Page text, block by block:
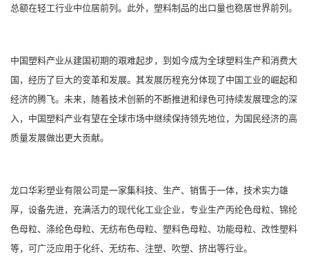
总额在轻工行业中位居前列。此外，塑料制品的出口量也稳居世界前列。
中国塑料产业从建国初期的艰难起步，到如今成为全球塑料生产和消费大
国，经历了巨大的变革和发展。其发展历程充分体现了中国工业的崛起和
经济的腾飞。未来，随着技术创新的不断推进和绿色可持续发展理念的深
入，中国塑料产业有望在全球市场中继续保持领先地位，为国民经济的高
质量发展做出更大贡献。
龙口华彩塑业有限公司是一家集科技、生产、销售于一体，技术实力雄
厚，设备先进，充满活力的现代化工业企业，专业生产丙纶色母粒、 锦纶
色母粒、 涤纶色母粒、 无纺布色母粒、 塑料色母粒、 功能母粒、改性塑料
等，可广泛应用于化纤、无纺布、注塑、吹塑、挤出等行业。